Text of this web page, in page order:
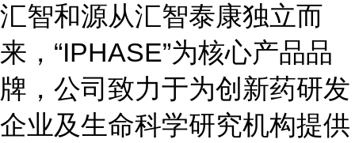
汇智和源从汇智泰康独立而
来，“IPHASE”为核心产品品
牌，公司致力于为创新药研发
企业及生命科学研究机构提供